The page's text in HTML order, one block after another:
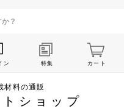
材料の通販
ショップ
ン 特集 カート